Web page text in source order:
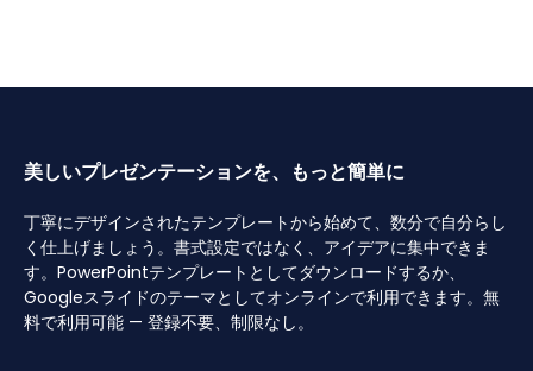
美しいプレゼンテーションを、もっと簡単に
丁寧にデザインされたテンプレートから始めて、数分で自分らし
く仕上げましょう。書式設定ではなく、アイデアに集中できま
す。PowerPointテンプレートとしてダウンロードするか、
Googleスライドのテーマとしてオンラインで利用できます。無
料で利用可能 — 登録不要、制限なし。